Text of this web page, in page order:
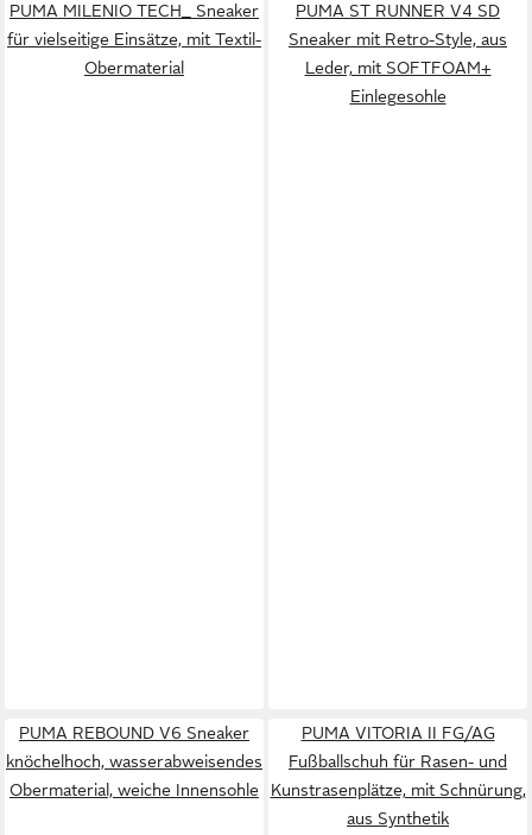
PUMA MILENIO TECH_ Sneaker
für vielseitige Einsätze, mit Textil-
Obermaterial
PUMA ST RUNNER V4 SD
Sneaker mit Retro-Style, aus
Leder, mit SOFTFOAM+
Einlegesohle
PUMA REBOUND V6 Sneaker
knöchelhoch, wasserabweisendes
Obermaterial, weiche Innensohle
PUMA VITORIA II FG/AG
Fußballschuh für Rasen- und
Kunstrasenplätze, mit Schnürung,
aus Synthetik